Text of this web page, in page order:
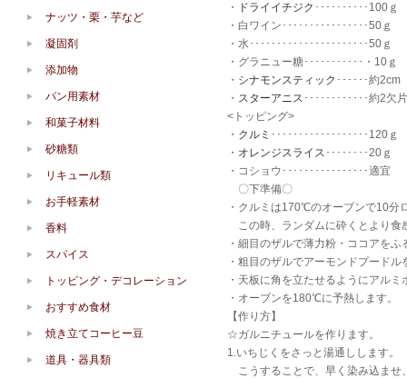
・
ドライイチジク ･･････････100ｇ
・白ワイン････････････････50ｇ
・水･･････････････････････50ｇ
・グラニュー糖･･･････････・10ｇ
・ シナモンスティック ･･････約2cm
・ スターアニス ････････････約2欠片
<トッピング>
・ クルミ ･･････････････････120ｇ
・ オレンジスライス ････････20ｇ
・コショウ････････････････適宜
〇下準備〇
・クルミは170℃のオーブンで10分
この時、ランダムに砕くとより食
・細目のザルで薄力粉・ココアをふ
・粗目のザルでアーモンドプード
・天板に角を立たせるようにアル
・オーブンを180℃に予熱します。
【作り方】
☆ガルニチュールを作ります。
1.いちじくをさっと湯通しします。
こうすることで、早く染み込ませ
ナッツ・栗・芋など
凝固剤
添加物
パン用素材
和菓子材料
砂糖類
リキュール類
お手軽素材
香料
スパイス
トッピング・デコレーション
おすすめ食材
焼き立てコーヒー豆
道具・器具類